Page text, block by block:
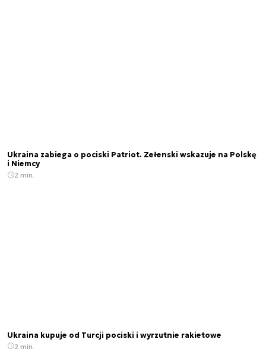
Ukraina zabiega o pociski Patriot. Zełenski wskazuje na Polskę
i Niemcy
2 min.
Ukraina kupuje od Turcji pociski i wyrzutnie rakietowe
2 min.